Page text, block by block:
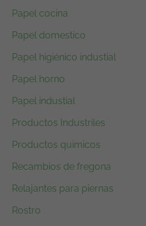
Papel cocina
Papel domestico
Papel higiénico industial
Papel horno
Papel industial
Productos Industriles
Productos quimicos
Recambios de fregona
Relajantes para piernas
Rostro